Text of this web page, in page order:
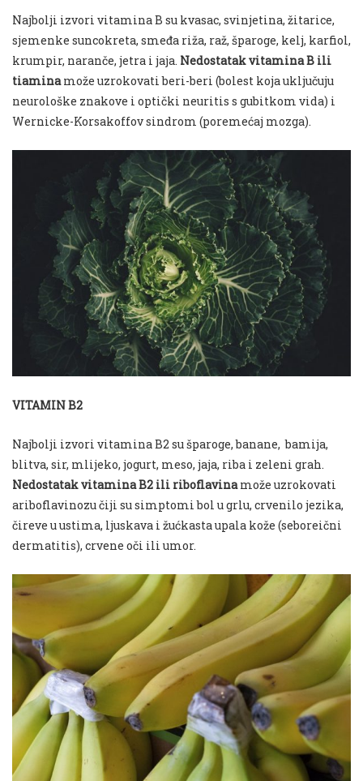
Najbolji izvori vitamina B su kvasac, svinjetina, žitarice,
sjemenke suncokreta, smeđa riža, raž, šparoge, kelj, karfiol,
krumpir, naranče, jetra i jaja. Nedostatak vitamina B ili
tiaminamože uzrokovati beri-beri (bolest koja uključuju
neurološke znakove i optički neuritis s gubitkom vida) i
Wernicke-Korsakoffov sindrom (poremećaj mozga).
VITAMIN B2
Najbolji izvori vitamina B2 su šparoge, banane, bamija,
blitva, sir, mlijeko, jogurt, meso, jaja, riba i zeleni grah.
Nedostatak vitamina B2 ili riboflavinamože uzrokovati
ariboflavinozu čiji su simptomi bol u grlu, crvenilo jezika,
čireve u ustima, ljuskava i žućkasta upala kože (seboreični
dermatitis), crvene oči ili umor.